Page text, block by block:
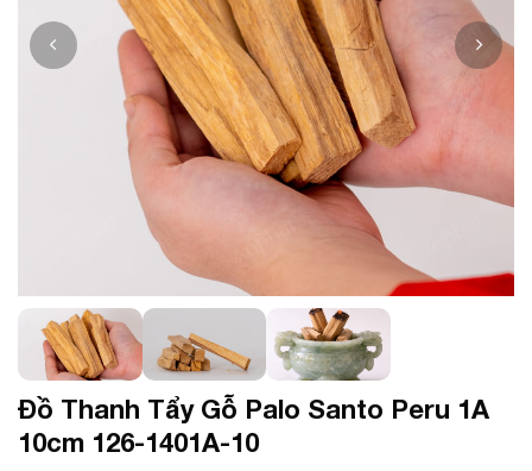
Đồ Thanh Tẩy Gỗ Palo Santo Peru 1A
10cm 126-1401A-10